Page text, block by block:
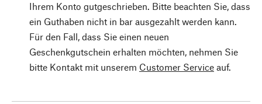
Ihrem Konto gutgeschrieben. Bitte beachten Sie, dass
ein Guthaben nicht in bar ausgezahlt werden kann.
Für den Fall, dass Sie einen neuen
Geschenkgutschein erhalten möchten, nehmen Sie
bitte Kontakt mit unserem Customer Service auf.